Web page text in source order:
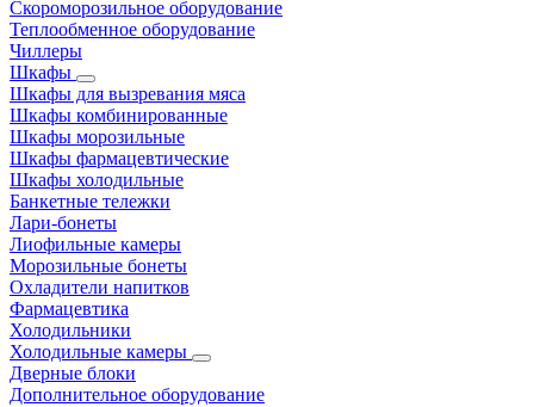
Скороморозильное оборудование
Теплообменное оборудование
Чиллеры
Шкафы
Шкафы для вызревания мяса
Шкафы комбинированные
Шкафы морозильные
Шкафы фармацевтические
Шкафы холодильные
Банкетные тележки
Лари-бонеты
Лиофильные камеры
Морозильные бонеты
Охладители напитков
Фармацевтика
Холодильники
Холодильные камеры
Дверные блоки
Дополнительное оборудование